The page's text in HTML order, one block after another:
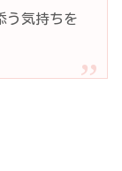
う気持ちを